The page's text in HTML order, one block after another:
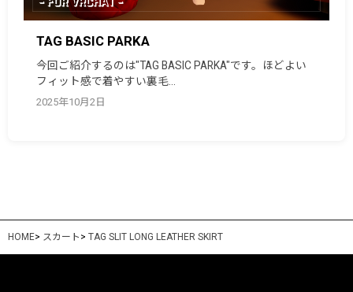
TAG BASIC PARKA
今回ご紹介するのは"TAG BASIC PARKA"です。ほどよい
フィット感で着やすい裏毛…
2025年10月2日
HOME> スカート > TAG SLIT LONG LEATHER SKIRT